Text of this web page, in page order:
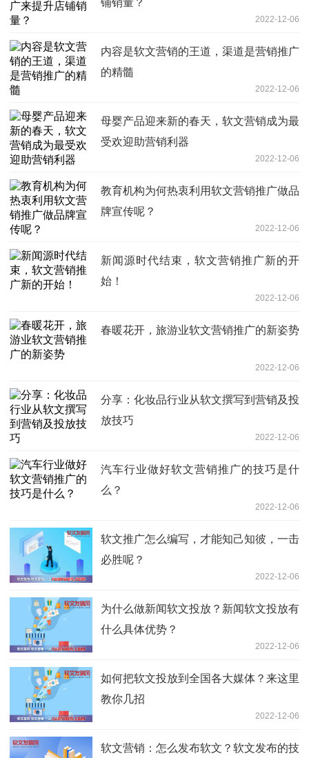
2022-12-06
内容是软文营销的王道，渠道是营销推广
的精髓
2022-12-06
母婴产品迎来新的春天，软文营销成为最
受欢迎助营销利器
2022-12-06
教育机构为何热衷利用软文营销推广做品
牌宣传呢？
2022-12-06
新闻源时代结束，软文营销推广新的开
始！
2022-12-06
春暖花开，旅游业软文营销推广的新姿势
2022-12-06
分享：化妆品行业从软文撰写到营销及投
放技巧
2022-12-06
汽车行业做好软文营销推广的技巧是什
么？
2022-12-06
软文推广怎么编写，才能知己知彼，一击
必胜呢？
2022-12-06
为什么做新闻软文投放？新闻软文投放有
什么具体优势？
2022-12-06
如何把软文投放到全国各大媒体？来这里
教你几招
2022-12-06
软文营销：怎么发布软文？软文发布的技